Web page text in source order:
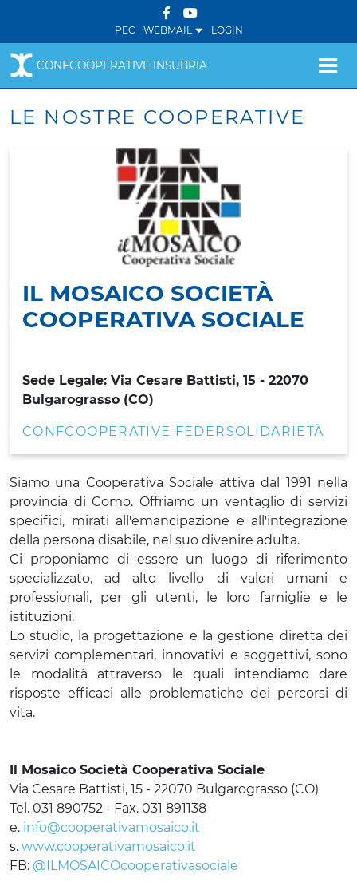
PEC WEBMAIL LOGIN
CONFCOOPERATIVE INSUBRIA
LE NOSTRE COOPERATIVE
IL MOSAICO SOCIETÀ
COOPERATIVA SOCIALE
Sede Legale: Via Cesare Battisti, 15 - 22070
Bulgarograsso (CO)
CONFCOOPERATIVE FEDERSOLIDARIETÀ
Siamo una Cooperativa Sociale attiva dal 1991 nella
provincia di Como. Offriamo un ventaglio di servizi
specifici, mirati all'emancipazione e all'integrazione
della persona disabile, nel suo divenire adulta.
Ci proponiamo di essere un luogo di riferimento
specializzato, ad alto livello di valori umani e
professionali, per gli utenti, le loro famiglie e le
istituzioni.
Lo studio, la progettazione e la gestione diretta dei
servizi complementari, innovativi e soggettivi, sono
le modalità attraverso le quali intendiamo dare
risposte efficaci alle problematiche dei percorsi di
vita.
Il Mosaico Società Cooperativa Sociale
Via Cesare Battisti, 15 - 22070 Bulgarograsso (CO)
Tel. 031 890752 - Fax. 031 891138
e. info@cooperativamosaico.it
s. www.cooperativamosaico.it
FB: @ILMOSAICOcooperativasociale